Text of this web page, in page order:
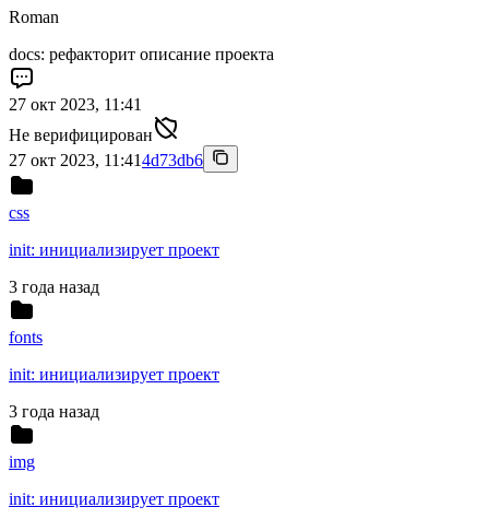
Roman
docs: рефакторит описание проекта
27 окт 2023, 11:41
Не верифицирован
27 окт 2023, 11:414d73db6
css
init: инициализирует проект
3 года назад
fonts
init: инициализирует проект
3 года назад
img
init: инициализирует проект